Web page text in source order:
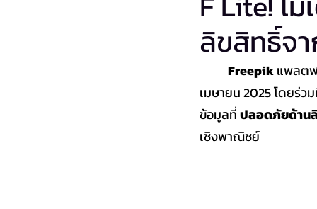
ลิขสิทธิ์จ
	Freepik
แพลต
เมษายน 2025 โดยร่
ข้อมูลที่ ปลอดภัยด้าน
เชิงพาณิชย์